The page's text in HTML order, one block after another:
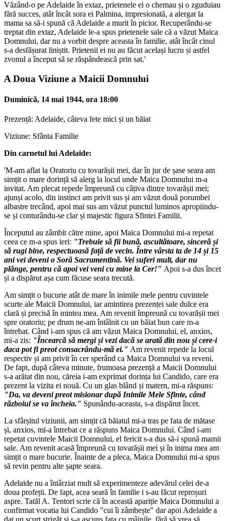
Văzând-o pe Adelaide în extaz, prietenele ei o chemau și o zguduiau
fără succes, atât încât sora ei Palmina, impresionată, a alergat la
mama sa să-i spună că Adelaide a murit în picior. Recuperându-se
treptat din extaz, Adelaide le-a spus prietenele sale că a văzut Maica
Domnului, dar nu a vorbit despre aceasta în familie, atât încât cinul
s-a desfășurat liniștit. Prietenii ei nu au făcut același lucru și astfel
zvonul a început să se răspândească prin sat.'
A Doua Viziune a Maicii Domnului
Duminică, 14 mai 1944, ora 18:00
Prezență: Adelaide, câteva fete mici și un băiat
Viziune: Sfânta Familie
Din carnetul lui Adelaide:
'M-am aflat la Oratoriu cu tovarășii mei, dar în jur de șase seara am
simțit o mare dorință să alerg la locul unde Maica Domnului m-a
invitat. Am plecat repede împreună cu câțiva dintre tovarășii mei;
ajunși acolo, din instinct am privit sus și am văzut două porumbei
albastre trecând, apoi mai sus am văzut punctul luminos apropiindu-
se și conturându-se clar și majestic figura Sfintei Familii.
Începutul au zâmbit către mine, apoi Maica Domnului mi-a repetat
ceea ce m-a spus ieri: "Trebuie să fii bună, ascultătoare, sinceră și
să rugi bine, respectuoasă față de vecin. Între vârsta ta de 14 și 15
ani vei deveni o Soră Sacramentină. Vei suferi mult, dar nu
plânge, pentru că apoi vei veni cu mine la Cer!" Apoi s-a dus încet
și a dispărut așa cum făcuse seara trecută.
Am simțit o bucurie atât de mare în inimile mele pentru cuvintele
scurte ale Maicii Domnului, iar amintirea prezenței sale dulce era
clară și precisă în mintea mea. Am revenit împreună cu tovarășii mei
spre oratoriu; pe drum ne-am întâlnit cu un băiat bun care m-a
întrebat. Când i-am spus că am văzut Maica Domnului, el, anxios,
mi-a zis: "Încearcă să mergi și vezi dacă se arată din nou și cere-i
daca pot fi preot consacrându-mă ei." Am revenit repede la locul
respectiv și am privit în cer sperând ca Maica Domnului va reveni.
De fapt, după câteva minute, frumoasa prezență a Maicii Domnului
s-a arătat din nou, căreia i-am exprimat dorința lui Candido, care era
prezent la vizita ei nouă. Cu un glas blând și matern, mi-a răspuns:
"Da, va deveni preot misionar după Inimile Mele Sfinte, când
războiul se va încheia." Spunându-aceasta, s-a dispărut încet.
La sfârșitul viziunii, am simțit că băiatul mi-a tras pe fata de mătase
și, anxios, mi-a întrebat ce a răspuns Maica Domnului. Când i-am
repetat cuvintele Maicii Domnului, el fericit s-a dus să-i spună mamii
sale. Am revenit acasă împreună cu tovarășii mei și în inima mea am
simțit o mare bucurie. Înainte de a pleca, Maica Domnului mi-a spus
să revin pentru alte șapte seara.
Adelaide nu a întârziat mult să experimenteze adevărul celei de-a
doua profeții. De fapt, acea seară în familie i s-au făcut reproșuri
aspre. Tatăl A. Tentori scrie că în această apariție Maica Domnului a
confirmat vocatia lui Candido "cui îi zâmbește" dar apoi Adelaide a